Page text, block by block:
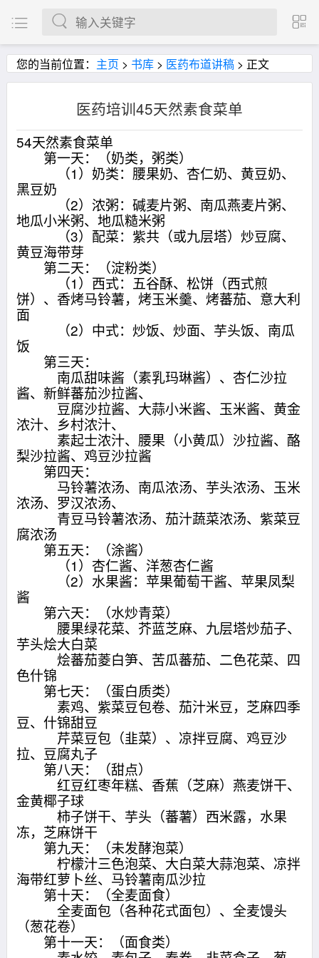
您的当前位置： 主页 > 书库 > 医药布道讲稿 > 正文
医药培训45天然素食菜单
54天然素食菜单
第一天：（奶类，粥类）
（1）奶类：腰果奶、杏仁奶、黄豆奶、
黑豆奶
（2）浓粥：碱麦片粥、南瓜燕麦片粥、
地瓜小米粥、地瓜糙米粥
（3）配菜：紫共（或九层塔）炒豆腐、
黄豆海带芽
第二天：（淀粉类）
（1）西式：五谷酥、松饼（西式煎
饼）、香烤马铃薯，烤玉米羹、烤蕃茄、意大利
面
（2）中式：炒饭、炒面、芋头饭、南瓜
饭
第三天：
南瓜甜味酱（素乳玛琳酱）、杏仁沙拉
酱、新鲜蕃茄沙拉酱、
豆腐沙拉酱、大蒜小米酱、玉米酱、黄金
浓汁、乡村浓汁、
素起士浓汁、腰果（小黄瓜）沙拉酱、酪
梨沙拉酱、鸡豆沙拉酱
第四天：
马铃薯浓汤、南瓜浓汤、芋头浓汤、玉米
浓汤、罗汉浓汤、
青豆马铃薯浓汤、茄汁蔬菜浓汤、紫菜豆
腐浓汤
第五天：（涂酱）
（1）杏仁酱、洋葱杏仁酱
（2）水果酱：苹果葡萄干酱、苹果凤梨
酱
第六天：（水炒青菜）
腰果绿花菜、芥蓝芝麻、九层塔炒茄子、
芋头烩大白菜
烩蕃茄菱白笋、苦瓜蕃茄、二色花菜、四
色什锦
第七天：（蛋白质类）
素鸡、紫菜豆包卷、茄汁米豆，芝麻四季
豆、什锦甜豆
芹菜豆包（韭菜）、凉拌豆腐、鸡豆沙
拉、豆腐丸子
第八天：（甜点）
红豆红枣年糕、香蕉（芝麻）燕麦饼干、
金黄椰子球
柿子饼干、芋头（蕃薯）西米露，水果
冻，芝麻饼干
第九天：（未发酵泡菜）
柠檬汁三色泡菜、大白菜大蒜泡菜、凉拌
海带红萝卜丝、马铃薯南瓜沙拉
第十天：（全麦面食）
全麦面包（各种花式面包）、全麦馒头
（葱花卷）
第十一天：（面食类）